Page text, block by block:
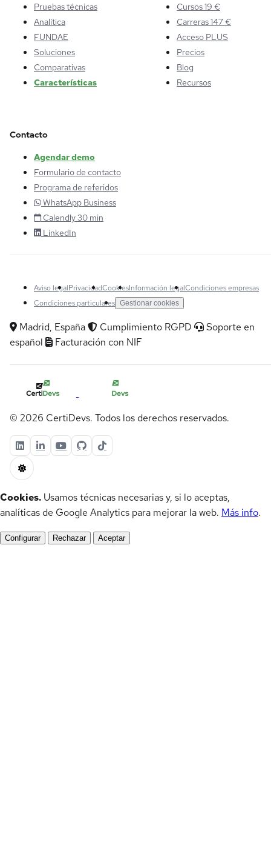
Pruebas técnicas
Analítica
FUNDAE
Soluciones
Comparativas
Características
Cursos 19 €
Carreras 147 €
Acceso PLUS
Precios
Blog
Recursos
Contacto
Agendar demo
Formulario de contacto
Programa de referidos
WhatsApp Business
Calendly 30 min
LinkedIn
Aviso legalPrivacidadCookiesInformación legalCondiciones empresas
Condiciones particulares Gestionar cookies
Madrid, España Cumplimiento RGPD
Soporte en
español
Facturación con NIF
© 2026 CertiDevs. Todos los derechos reservados.
Cookies. Usamos técnicas necesarias y, si lo aceptas,
analíticas de Google Analytics para mejorar la web. Más info.
Configurar Rechazar Aceptar